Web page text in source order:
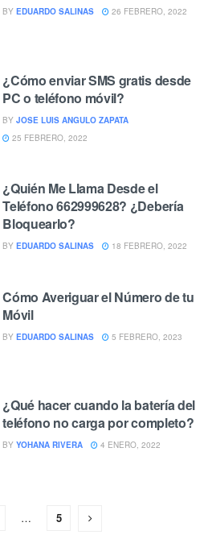
BY EDUARDO SALINAS 26 FEBRERO, 2022
¿Cómo enviar SMS gratis desde
PC o teléfono móvil?
BY JOSE LUIS ANGULO ZAPATA
25 FEBRERO, 2022
¿Quién Me Llama Desde el
Teléfono 662999628? ¿Debería
Bloquearlo?
BY EDUARDO SALINAS 18 FEBRERO, 2022
Cómo Averiguar el Número de tu
Móvil
BY EDUARDO SALINAS 5 FEBRERO, 2023
¿Qué hacer cuando la batería del
teléfono no carga por completo?
BY YOHANA RIVERA 4 ENERO, 2022
… 5